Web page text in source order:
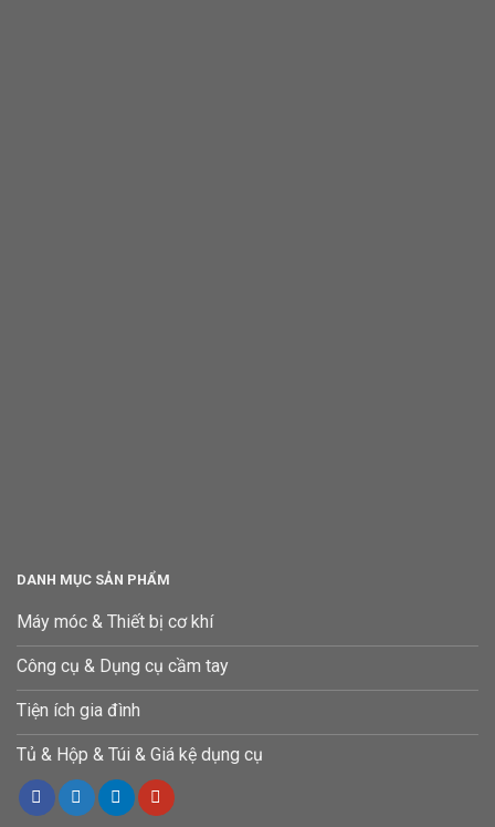
DANH MỤC SẢN PHẨM
Máy móc & Thiết bị cơ khí
Công cụ & Dụng cụ cầm tay
Tiện ích gia đình
Tủ & Hộp & Túi & Giá kệ dụng cụ